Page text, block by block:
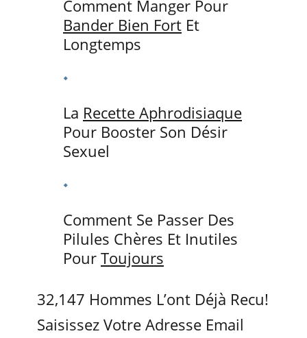
Comment Manger Pour
Bander Bien Fort Et
Longtemps
La Recette Aphrodisiaque
Pour Booster Son Désir
Sexuel
Comment Se Passer Des
Pilules Chères Et Inutiles
Pour Toujours
32,147 Hommes L’ont Déjà Recu!
Saisissez Votre Adresse Email